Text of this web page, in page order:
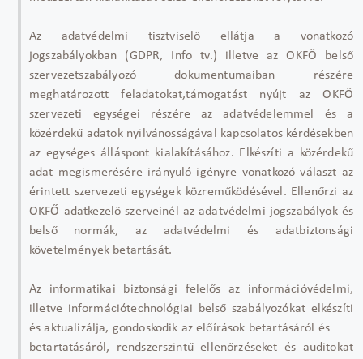
Az adatvédelmi tisztviselő ellátja a vonatkozó
jogszabályokban (GDPR, Info tv.) illetve az OKFŐ belső
szervezetszabályozó dokumentumaiban részére
meghatározott feladatokat,támogatást nyújt az OKFŐ
szervezeti egységei részére az adatvédelemmel és a
közérdekű adatok nyilvánosságával kapcsolatos kérdésekben
az egységes álláspont kialakításához. Elkészíti a közérdekű
adat megismerésére irányuló igényre vonatkozó választ az
érintett szervezeti egységek közreműködésével. Ellenőrzi az
OKFŐ adatkezelő szerveinél az adatvédelmi jogszabályok és
belső normák, az adatvédelmi és adatbiztonsági
követelmények betartását.
Az informatikai biztonsági felelős az információvédelmi,
illetve információtechnológiai belső szabályozókat elkészíti
és aktualizálja, gondoskodik az előírások betartásáról és
betartatásáról, rendszerszintű ellenőrzéseket és auditokat